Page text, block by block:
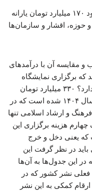
سی و ششمین نمایشگاه کتاب تهران حدود ۱۷۰ میلیارد تومان یارانه
و حوزه، اقشار و سازمان‌ها
و مقایسه آن با درآمدهای
که برگزاری نمایشگاه
کتاب با این هزینه‌های بزرگ چه ضرورتی دارد؟ ۳۳۰ میلیارد تومان
هزینه برگزاری نمایشگاه کتاب تهران در سال ۱۴۰۴ شده است که در
و ارشاد اسلامی تنها
چهارم هزینه برگزاری این
که یعنی دخل و خرج
در نظر گرفت این
در این جدول‌ها به آن‌ها
نشر کشور که در
کمکی به این نشر